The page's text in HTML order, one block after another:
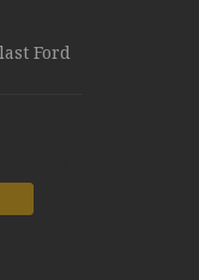
Ford